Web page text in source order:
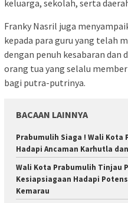
keluarga, sekolah, serta
Franky Nasril juga
kepada para guru yang telah
dengan penuh kesabaran dan
orang tua yang selalu
bagi putra-putrinya.
BACAAN LAINNYA
Prabumulih Siaga ! Wali Kota
Hadapi Ancaman Karhutla
Wali Kota Prabumulih Tinjau
Kesiapsiagaan Hadapi
Kemarau